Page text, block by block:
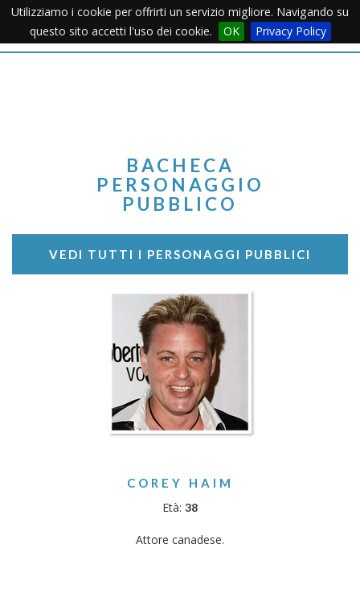
Utilizziamo i cookie per offrirti un servizio migliore. Navigando su
questo sito accetti l'uso dei cookie.
OK Privacy PolicyMenu
BACHECA
PERSONAGGIO
PUBBLICO
VEDI TUTTI I PERSONAGGI PUBBLICI
COREY HAIM
Età: 38
Attore canadese.